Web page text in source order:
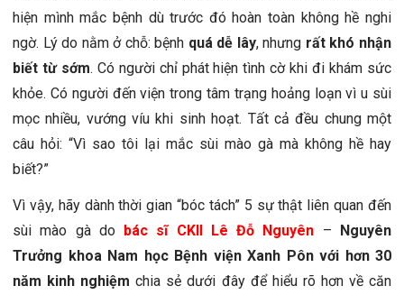
hiện mình mắc bệnh dù trước đó hoàn toàn không hề nghi
ngờ. Lý do nằm ở chỗ: bệnh quá dễ lây, nhưng rất khó nhận
biết từ sớm. Có người chỉ phát hiện tình cờ khi đi khám sức
khỏe. Có người đến viện trong tâm trạng hoảng loạn vì u sùi
mọc nhiều, vướng víu khi sinh hoạt. Tất cả đều chung một
câu hỏi: “Vì sao tôi lại mắc sùi mào gà mà không hề hay
biết?”
Vì vậy, hãy dành thời gian “bóc tách” 5 sự thật liên quan đến
sùi mào gà do
bác sĩ CKII Lê Đỗ Nguyên –
Nguyên
Trưởng khoa Nam học Bệnh viện Xanh Pôn với hơn 30
năm kinh nghiệm chia sẻ dưới đây để hiểu rõ hơn về căn